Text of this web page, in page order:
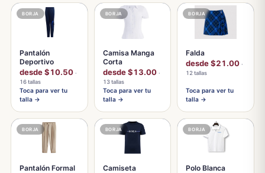
BORJA
Pantalón
Deportivo
desde $10.50 ·
16 tallas
Toca para ver tu
talla →
BORJA
Camisa Manga
Corta
desde $13.00 ·
13 tallas
Toca para ver tu
talla →
BORJA
Falda
desde $21.00 ·
12 tallas
Toca para ver tu
talla →
BORJA
Pantalón Formal
BORJA
Camiseta
BORJA
Polo Blanca